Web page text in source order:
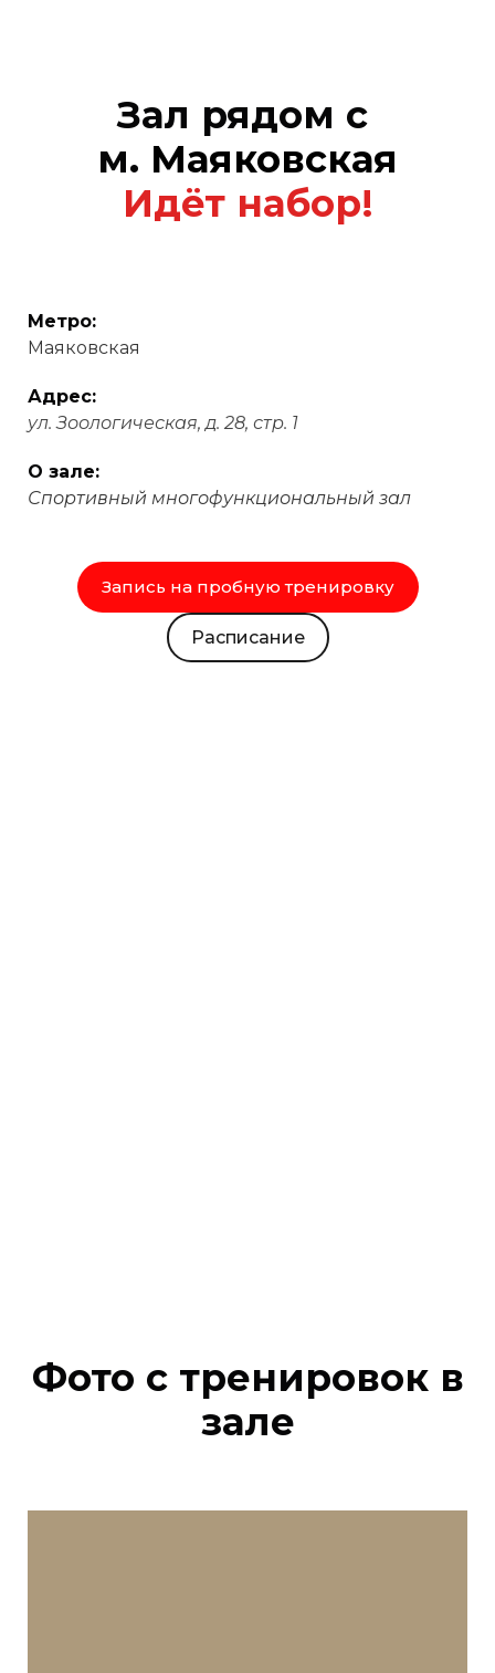
Зал рядом с
м. Маяковская
Идёт набор!
Метро:
Маяковская
Адрес:
ул. Зоологическая, д. 28, стр. 1
О зале:
Спортивный многофункциональный зал
Запись на пробную тренировку
Расписание
Фото с тренировок в
зале